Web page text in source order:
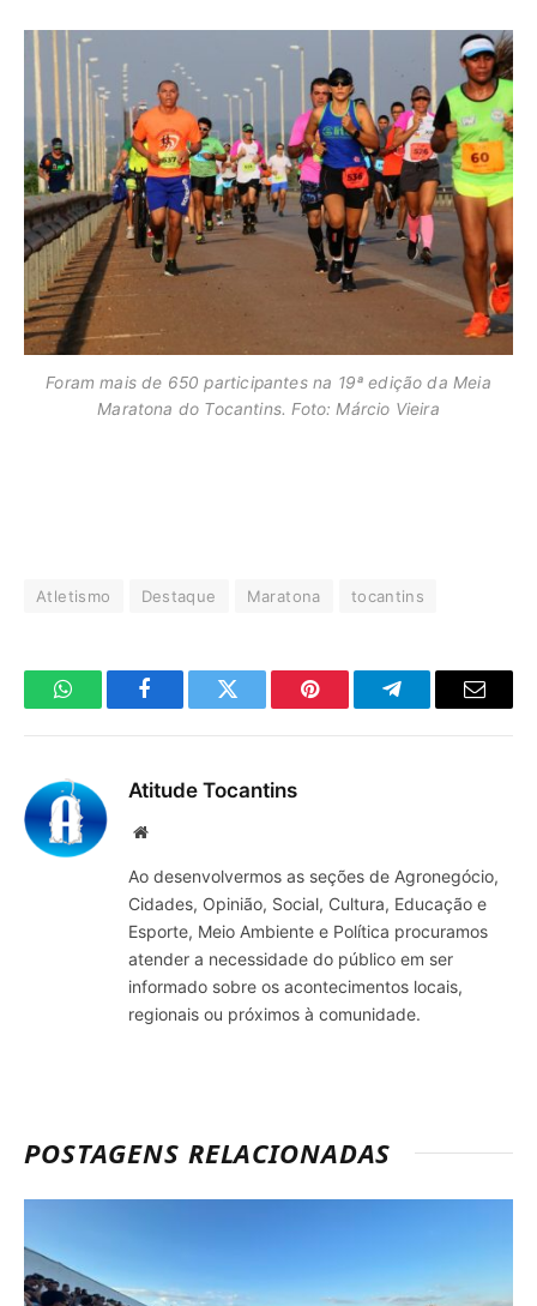
Foram mais de 650 participantes na 19ª edição da Meia
Maratona do Tocantins. Foto: Márcio Vieira
Atletismo Destaque Maratona tocantins
WhatsAppFacebookTwitter Pinterest TelegramaE-
Atitude Tocantins
Site
Ao desenvolvermos as seções de Agronegócio,
Cidades, Opinião, Social, Cultura, Educação e
Esporte, Meio Ambiente e Política procuramos
atender a necessidade do público em ser
informado sobre os acontecimentos locais,
regionais ou próximos à comunidade.
POSTAGENS RELACIONADAS